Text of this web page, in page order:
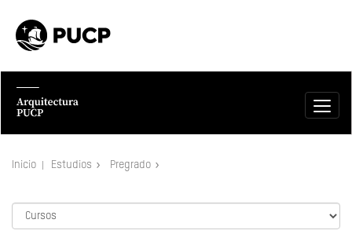
Inicio Estudios Pregrado